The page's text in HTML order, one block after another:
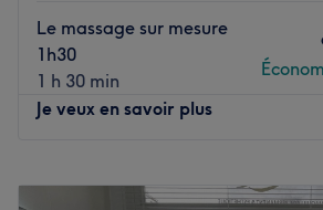
jusqu'alors insoupçonnées.
Découvrez également les bienfaits des
traditionnels tels que le massage
Le massage sur mesure
1h30
1 h 30 min
Je veux en savoir plus